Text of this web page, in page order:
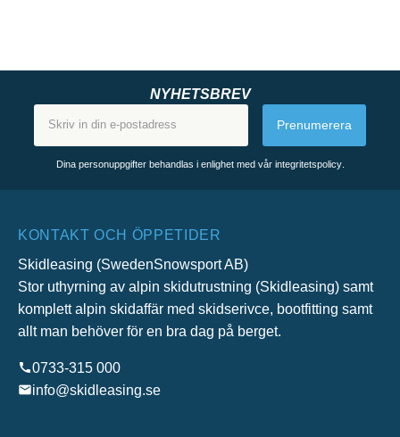
NYHETSBREV
Prenumerera
Dina personuppgifter behandlas i enlighet med vår integritetspolicy.
KONTAKT OCH ÖPPETIDER
Skidleasing (SwedenSnowsport AB)
Stor uthyrning av alpin skidutrustning (Skidleasing) samt
komplett alpin skidaffär med skidserivce, bootfitting samt
allt man behöver för en bra dag på berget.
0733-315 000
info@skidleasing.se